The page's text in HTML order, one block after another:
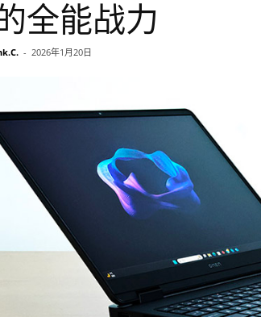
全能战力
- 2026年1月20日